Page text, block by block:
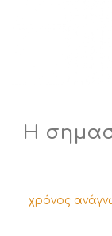
Η
χρόνος